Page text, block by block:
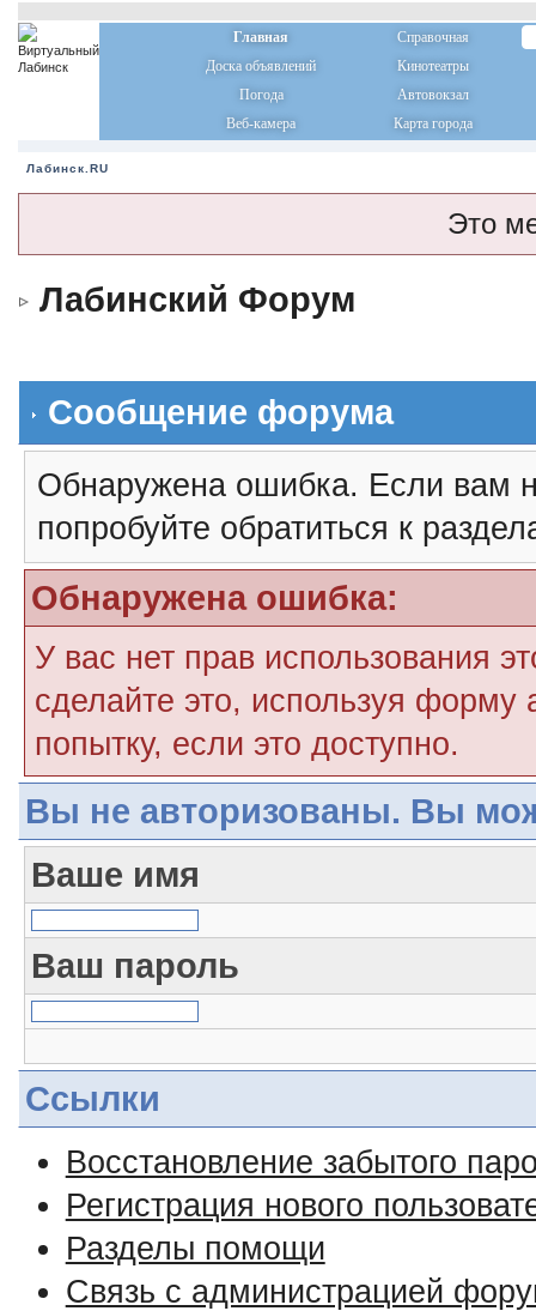
Главная
Справочная
Доска объявлений
Кинотеатры
Погода
Автовокзал
Веб-камера
Карта города
Лабинск.RU
Это
Лабинский Форум
Сообщение форума
Обнаружена ошибка. Если вам
попробуйте обратиться к
Обнаружена ошибка:
У вас нет прав использования
сделайте это, используя форму
попытку, если это доступно.
Вы не авторизованы. Вы
Ваше имя
Ваш пароль
Ссылки
Восстановление забытого
Регистрация нового
Разделы помощи
Связь с администрацией